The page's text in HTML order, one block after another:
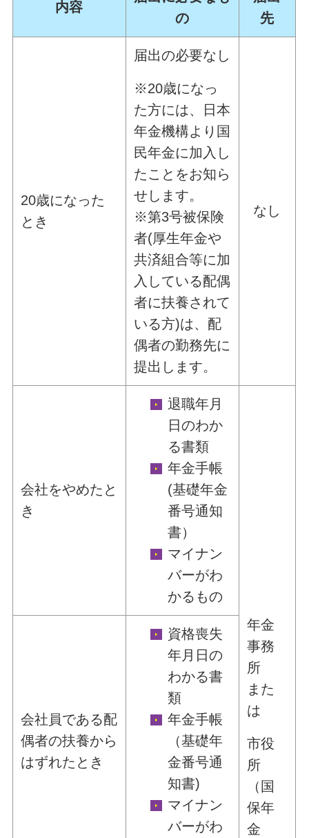
内容
の
先
20歳になった
とき
届出の必要なし
※20歳になっ
た方には、日本
年金機構より国
民年金に加入し
たことをお知ら
せします。
※第3号被保険
者(厚生年金や
共済組合等に加
入している配偶
者に扶養されて
いる方)は、配
偶者の勤務先に
提出します。
なし
会社をやめたと
き
退職年月
日のわか
る書類
年金手帳
(基礎年金
番号通知
書）
マイナン
バーがわ
かるもの
年金
事務
所
また
は
市役
所
（国
保年
金
会社員である配
偶者の扶養から
はずれたとき
資格喪失
年月日の
わかる書
類
年金手帳
（基礎年
金番号通
知書)
マイナン
バーがわ